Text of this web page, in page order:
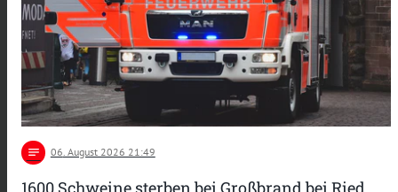
notes 06. August 2026 21:49
1600 Schweine sterben bei Großbrand bei Ried